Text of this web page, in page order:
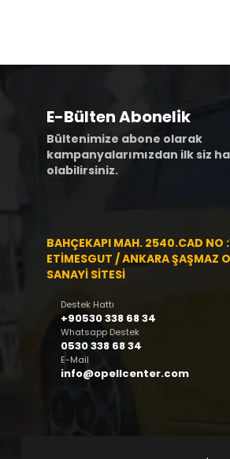
E-Bülten Abonelik
Bültenimize abone olarak
kampanyalarımızdan ilk siz
olabilirsiniz.
BAHÇEKAPI MAH. 2540.CAD NO
ETİMESGUT / ANKARA ŞAŞMAZ
SANAYİ SİTESİ
Destek Hattı
+90530 338 68 34
Whatsapp Destek
0530 338 68 34
E-Mail
info@opellcenter.com